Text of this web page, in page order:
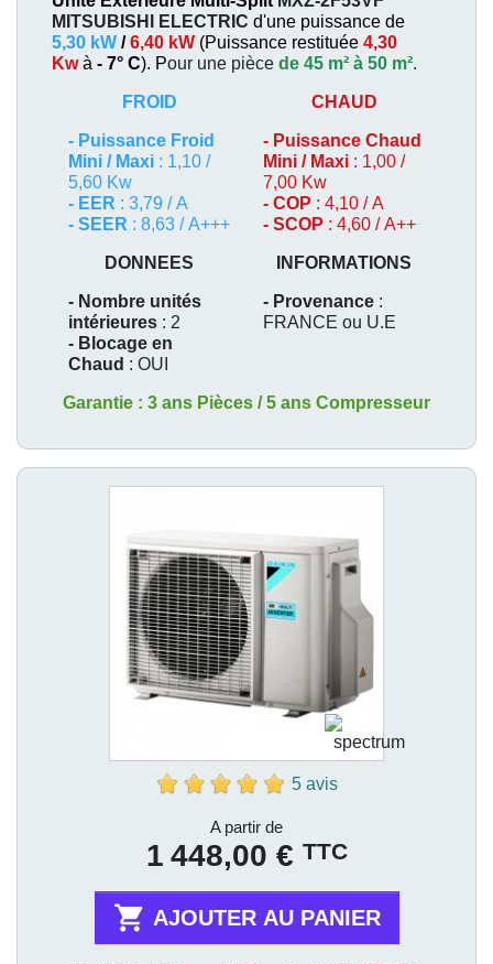
MITSUBISHI ELECTRIC d'une puissance de
5,30 kW /6,40 kW (Puissance restituée 4,30
Kwà - 7° C). Pour une pièce de 45 m² à 50 m².
FROID
- Puissance Froid
Mini / Maxi : 1,10 /
5,60 Kw
- EER : 3,79 / A
- SEER : 8,63 / A+++
CHAUD
- Puissance Chaud
Mini / Maxi : 1,00 /
7,00 Kw
- COP : 4,10 / A
- SCOP : 4,60 / A++
DONNEES
- Nombre unités
intérieures : 2
- Blocage en
Chaud : OUI
INFORMATIONS
- Provenance :
FRANCE ou U.E
Garantie : 3 ans Pièces / 5 ans Compresseur
5 avis
A partir de
1 448,00 € TTC
 AJOUTER AU PANIER